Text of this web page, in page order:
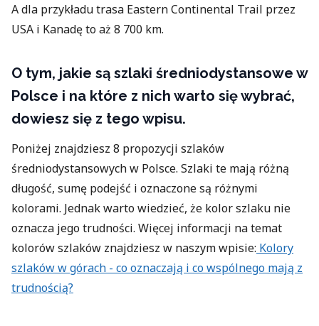
A dla przykładu trasa Eastern Continental Trail przez
USA i Kanadę to aż 8 700 km.
O tym, jakie są szlaki średniodystansowe w
Polsce i na które z nich warto się wybrać,
dowiesz się z tego wpisu.
Poniżej znajdziesz 8 propozycji szlaków
średniodystansowych w Polsce. Szlaki te mają różną
długość, sumę podejść i oznaczone są różnymi
kolorami. Jednak warto wiedzieć, że kolor szlaku nie
oznacza jego trudności. Więcej informacji na temat
kolorów szlaków znajdziesz w naszym wpisie: Kolory
szlaków w górach - co oznaczają i co wspólnego mają z
trudnością?